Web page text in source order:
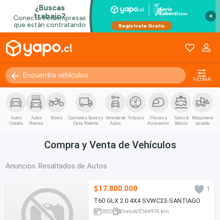
×
FILTRAR
Autos
Usados
Autos
Nuevos
Motos
Camiones, Buses y
Casa Rodante
Arriendo de
Autos
Yo busco
Piezas y
Accesorios
Yates &
Barcos
Maquinaria
pesada
Compra y Venta de Vehículos
Anuncios Resaltados de Autos
$17.800.000
1
T60 GLX 2.0 4X4 SVWC23-SANTIAGO
2023 Diesel 64976 km